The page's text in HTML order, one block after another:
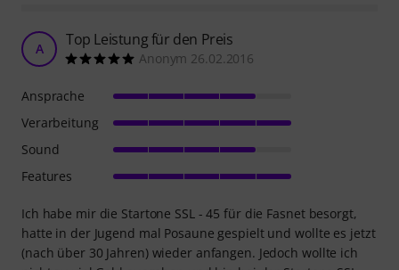
A Top Leistung für den Preis
Anonym 26.02.2016
Ich habe mir die Startone SSL - 45 für die Fasnet besorgt,
hatte in der Jugend mal Posaune gespielt und wollte es jetzt
(nach über 30 Jahren) wieder anfangen. Jedoch wollte ich
Ansprache
Verarbeitung
Sound
Features